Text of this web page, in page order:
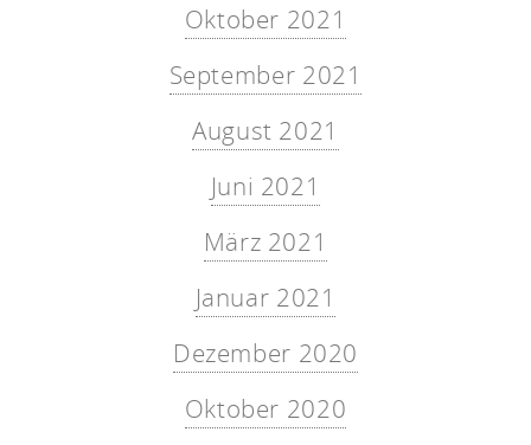
Oktober 2021
September 2021
August 2021
Juni 2021
März 2021
Januar 2021
Dezember 2020
Oktober 2020